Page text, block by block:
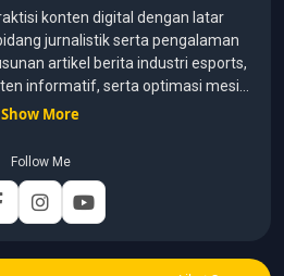
konten digital dengan latar
jurnalistik serta pengalaman
artikel berita industri esports,
informatif, serta optimasi mesin
media digital. Lulusan Universitas
etika media, verifikasi informasi,
profesional. Berfokus pada
yang mengutamakan akurasi,
mendalam. Memastikan artikel
informasi guna menyajikan liputan
Show More
Follow Me